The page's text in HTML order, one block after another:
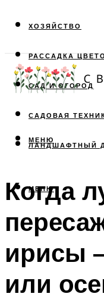
ХОЗЯЙСТВО
РАССАДКА
САД И ОГОРОД
САДОВАЯ
ЛАНДШАФТНЫЙ
МЕНЮ
МЕНЮ
Когда
ирисы
или